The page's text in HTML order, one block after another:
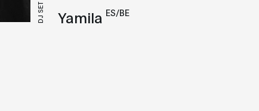
DJ SET Yamila ES/BE